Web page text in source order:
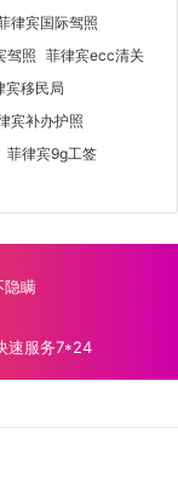
律宾国际驾照
驾照
菲律宾ecc清关
宾移民局
宾补办护照
菲律宾9g工签
隐瞒
速服务7*24